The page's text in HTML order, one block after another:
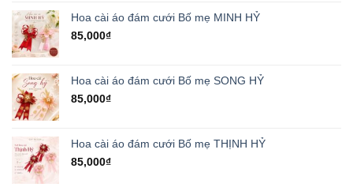
Hoa cài áo đám cưới Bố mẹ MINH HỶ
85,000₫
Hoa cài áo đám cưới Bố mẹ SONG HỶ
85,000₫
Hoa cài áo đám cưới Bố mẹ THỊNH HỶ
85,000₫